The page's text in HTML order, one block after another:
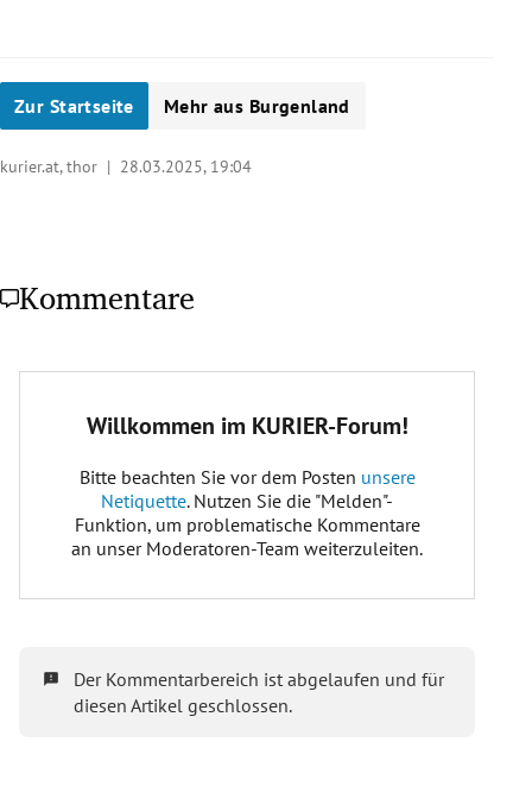
Zur Startseite Mehr aus Burgenland
kurier.at, thor | 28.03.2025, 19:04
Kommentare